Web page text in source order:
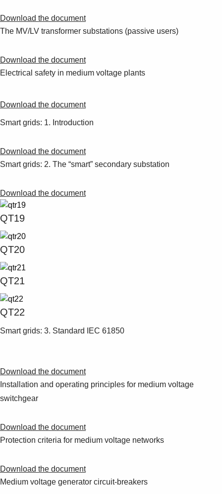
Download the document
The MV/LV transformer substations (passive users)
Download the document
Electrical safety in medium voltage plants
Download the document
Smart grids: 1. Introduction
Download the document
Smart grids: 2. The “smart” secondary substation
Download the document
QT19
QT20
QT21
QT22
Smart grids: 3. Standard IEC 61850
Download the document
Installation and operating principles for medium voltage
switchgear
Download the document
Protection criteria for medium voltage networks
Download the document
Medium voltage generator circuit-breakers